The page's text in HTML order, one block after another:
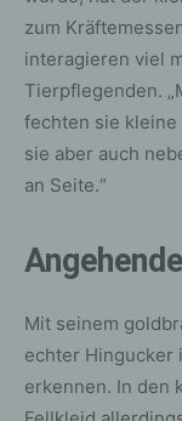
zum
interagieren viel
Tierpflegenden.
fechten sie kleine
sie aber auch
an Seite.“
Mit seinem
echter Hingucker
erkennen. In den